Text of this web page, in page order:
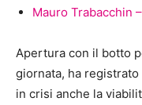
Mauro Trabacchin
Apertura con il botto
giornata, ha registrato
in crisi anche la